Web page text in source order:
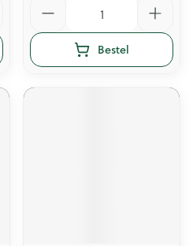
Bestel